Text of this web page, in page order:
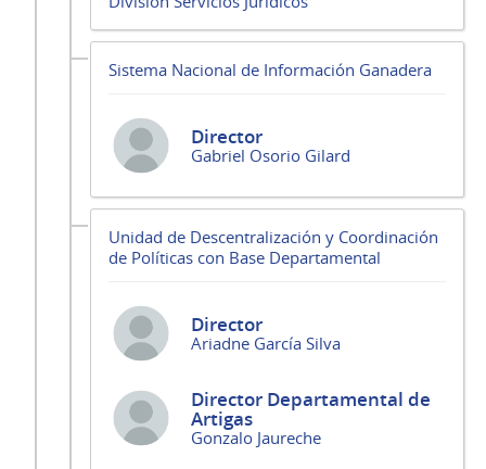
Sistema Nacional de Información Ganadera
Director
Gabriel Osorio Gilard
Unidad de Descentralización y Coordinación
de Políticas con Base Departamental
Director
Ariadne García Silva
Director Departamental de
Artigas
Gonzalo Jaureche